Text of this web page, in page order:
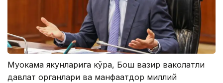
Муҳокама якунларига кўра, Бош вазир ваколатли
давлат органлари ва манфаатдор миллий